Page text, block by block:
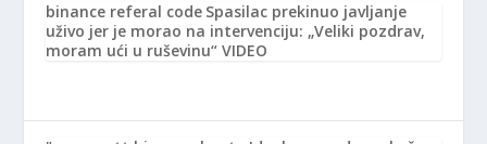
binance referal code Spasilac prekinuo javljanje
uživo jer je morao na intervenciju: „Veliki pozdrav,
moram ući u ruševinu“ VIDEO